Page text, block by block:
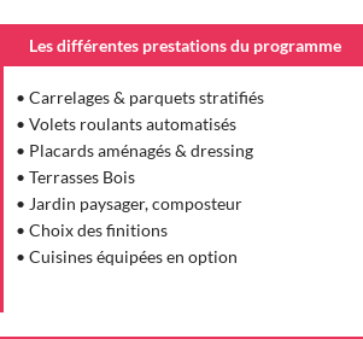
Les différentes prestations du programme
• Carrelages & parquets stratifiés
• Volets roulants automatisés
• Placards aménagés & dressing
• Terrasses Bois
• Jardin paysager, composteur
• Choix des finitions
• Cuisines équipées en option